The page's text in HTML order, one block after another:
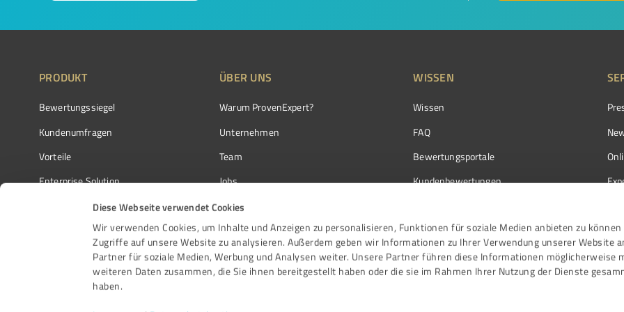
Diese Webseite verwendet Cookies
Wir verwenden Cookies, um Inhalte und Anzeigen zu personalisieren, Funktionen für soziale Medien anbieten zu können
Zugriffe auf unsere Website zu analysieren. Außerdem geben wir Informationen zu Ihrer Verwendung unserer Website
Partner für soziale Medien, Werbung und Analysen weiter. Unsere Partner führen diese Informationen möglicherweise
weiteren Daten zusammen, die Sie ihnen bereitgestellt haben oder die sie im Rahmen Ihrer Nutzung der Dienste
haben.
PRODUKT
Bewertungssiegel
Kundenumfragen
Vorteile
Enterprise Solution
Partnerprogramm
Auszeichnungen
ÜBER UNS
Warum ProvenExpert?
Unternehmen
Team
Jobs
Kundenstimmen
Kontakt
WISSEN
Wissen
FAQ
Bewertungsportale
Kundenbewertungen
Bewertungs­richtlinien
Events